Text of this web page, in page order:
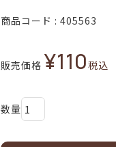
商品コード 405563
販売価格 ¥110税込